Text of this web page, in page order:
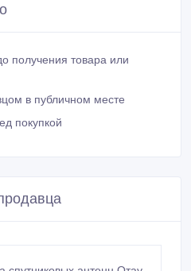
получения товара или
в публичном месте
покупкой